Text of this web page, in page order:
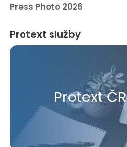
Press Photo 2026
Protext služby
Protext ČR